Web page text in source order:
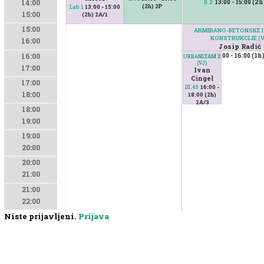
14:00
15:00
15:00
16:00
16:00
17:00
17:00
18:00
18:00
19:00
19:00
20:00
20:00
21:00
21:00
22:00
Lab 1 13:00 - 15:00
(2h) 2A/1
(2h) 2P
0.2 13:00 - 15:00
ARMIRANO-BETONSKE
KONSTRUKCIJE
Josip Radić
II.53 15:00 - 16:00
URBANIZAM 2
(VJ)
Ivan
Cingel
III.45 16:00 -
18:00 (2h)
2A/3
Niste prijavljeni. Prijava